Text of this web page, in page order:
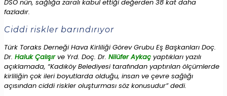
DSÖ nün, sağlığa zaralı kabul ettiği değerden 38 kat daha
fazladır.
Ciddi riskler barındırıyor
Türk Toraks Derneği Hava Kirliliği Görev Grubu Eş Başkanları Doç.
Dr. Haluk Çalışırve Yrd. Doç. Dr. Nilüfer Aykaç yaptıkları yazılı
açıklamada, “Kadıköy Belediyesi tarafından yaptırılan ölçümlerde
kirliliğin çok ileri boyutlarda olduğu, insan ve çevre sağlığı
açısından ciddi riskler oluşturması söz konusudur” dedi.